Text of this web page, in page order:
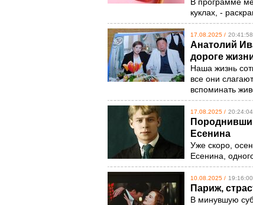
куклах, -
17.08.2025 / 20:41:58
Анатолий
дороге
Наша жизнь
все они
вспоминать
17.08.2025 / 20:24:04
Есенина
Уже скоро,
Есенина,
10.08.2025 / 19:16:00
Париж,
В минувшую